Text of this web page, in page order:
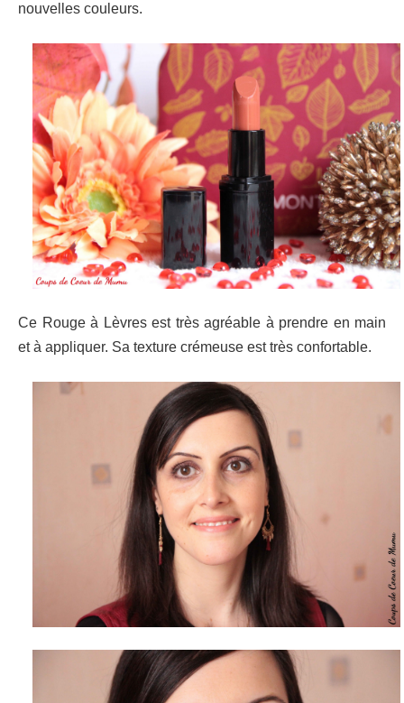
nouvelles couleurs.
Ce Rouge à Lèvres est très agréable à prendre en main
et à appliquer. Sa texture crémeuse est très confortable.